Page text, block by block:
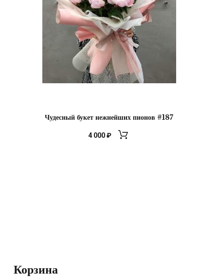
Чудесный букет нежнейших пионов #187
4 000₽
Корзина